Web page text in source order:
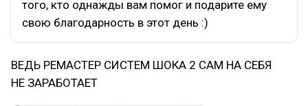
того, кто однажды вам помог и подарите ему
свою благодарность в этот день :)
ВЕДЬ РЕМАСТЕР СИСТЕМ ШОКА 2 САМ НА СЕБЯ
НЕ ЗАРАБОТАЕТ